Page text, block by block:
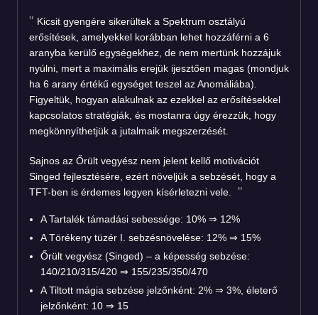
Kicsit gyengére sikerültek a Spektrum osztályú
erősítések, amelyekkel korábban lehet hozzáférni a 6
aranyba kerülő egységekhez, de nem mertünk hozzájuk
nyúlni, mert a maximális erejük ijesztően magas (mondjuk
ha 6 arany értékű egységet teszel az Anomáliába).
Figyeltük, hogyan alakulnak az ezekkel az erősítésekkel
kapcsolatos stratégiák, és mostanra úgy érezzük, hogy
megkönnyíthetjük a jutalmaik megszerzését.
Sajnos az Őrült vegyész nem jelent kellő motivációt
Singed fejlesztésére, ezért növeljük a sebzését, hogy a
TFT-ben is érdemes legyen kísérletezni vele.
A Tartalék támadási sebessége: 10% ⇒ 12%
A Törékeny tüzér I. sebzésnövelése: 12% ⇒ 15%
Őrült vegyész (Singed) – a képesség sebzése:
140/210/315/420 ⇒ 155/235/350/470
A Tiltott mágia sebzése jelzőnként: 2% ⇒ 3%, életerő
jelzőnként: 10 ⇒ 15